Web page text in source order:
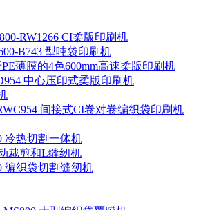
RW1266 CI柔版印刷机
B743 型吨袋印刷机
PE薄膜的4色600mm高速柔版印刷机
中心压印式柔版印刷机
间接式CI卷对卷编织袋印刷机
冷热切割一体机
裁剪和L缝纫机
编织袋切割缝纫机